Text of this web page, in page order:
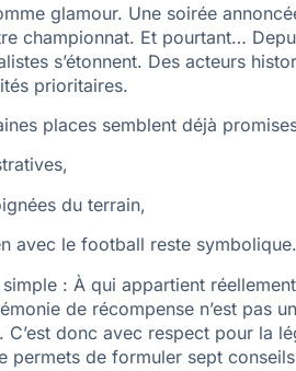
glamour. Une soirée
championnat. Et pourtant…
s’étonnent. Des acteurs
prioritaires.
places semblent déjà
du terrain,
avec le football reste symbolique.
: À qui appartient
de récompense n’est pas
donc avec respect pour la
permets de formuler sept